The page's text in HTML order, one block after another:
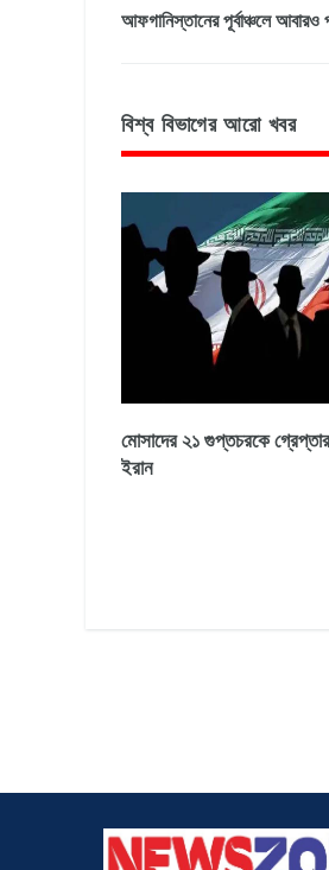
আফগানিস্তানের পূর্বাঞ্চলে আবারও
বিশ্ব বিভাগের আরো খবর
মোসাদের ২১ গুপ্তচরকে
ইরান